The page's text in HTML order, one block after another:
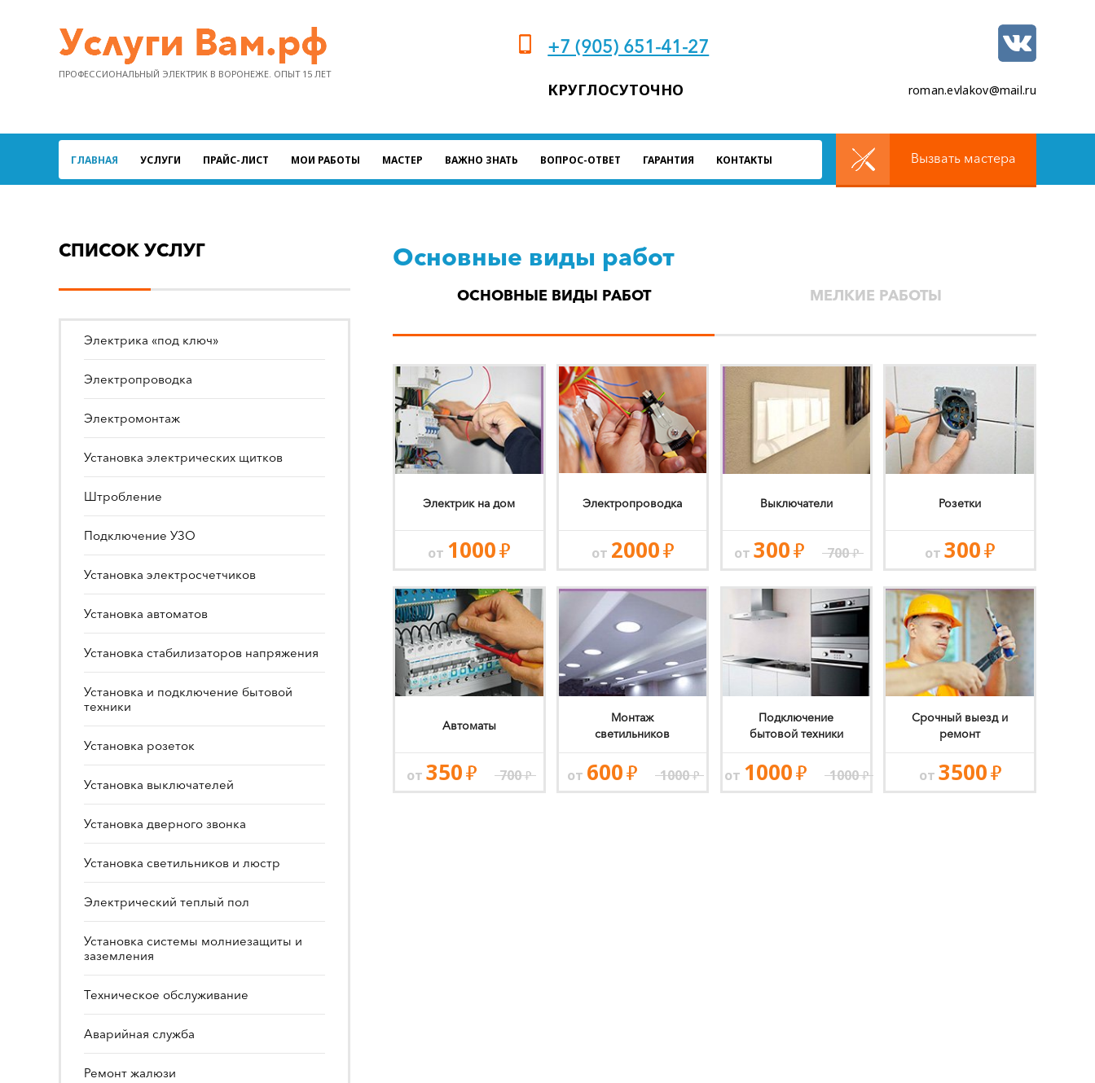
ПРОФЕССИОНАЛЬНЫЙ ЭЛЕКТРИК В ВОРОНЕЖЕ. ОПЫТ 15 ЛЕТ
+7 (905) 651-41-27
КРУГЛОСУТОЧНО roman.evlakov@mail.ru
ГЛАВНАЯ УСЛУГИ ПРАЙС-ЛИСТ МОИ РАБОТЫ МАСТЕР ВАЖНО ЗНАТЬ ВОПРОС-ОТВЕТ ГАРАНТИЯ КОНТАКТЫ Вызвать мастера
СПИСОК УСЛУГ
Электрика «под ключ»
Электропроводка
Электромонтаж
Установка электрических щитков
Штробление
Подключение УЗО
Установка электросчетчиков
Установка автоматов
Установка стабилизаторов напряжения
Установка и подключение бытовой
техники
Установка розеток
Установка выключателей
Установка дверного звонка
Установка светильников и люстр
Электрический теплый пол
Установка системы молниезащиты и
заземления
Техническое обслуживание
Аварийная служба
Ремонт жалюзи
Основные виды работ
ОСНОВНЫЕ ВИДЫ РАБОТ МЕЛКИЕ РАБОТЫ
Электрик на дом
от 1000
Электропроводка
от 2000
Выключатели
от 300 700
Розетки
от 300
Автоматы
от 350 700
Монтаж
светильников
от 600 1000
Подключение
бытовой техники
от 1000 1000
Срочный выезд и
ремонт
от 3500